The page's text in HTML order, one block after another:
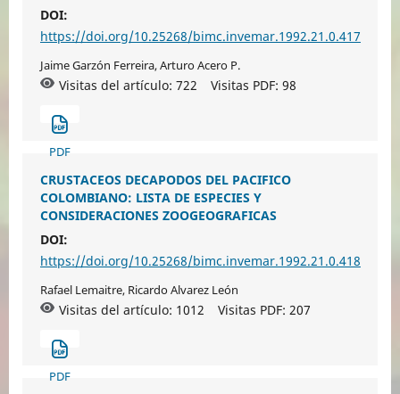
DOI:
https://doi.org/10.25268/bimc.invemar.1992.21.0.417
Jaime Garzón Ferreira, Arturo Acero P.
Visitas del artículo: 722 Visitas PDF: 98
PDF
CRUSTACEOS DECAPODOS DEL PACIFICO
COLOMBIANO: LISTA DE ESPECIES Y
CONSIDERACIONES ZOOGEOGRAFICAS
DOI:
https://doi.org/10.25268/bimc.invemar.1992.21.0.418
Rafael Lemaitre, Ricardo Alvarez León
Visitas del artículo: 1012 Visitas PDF: 207
PDF